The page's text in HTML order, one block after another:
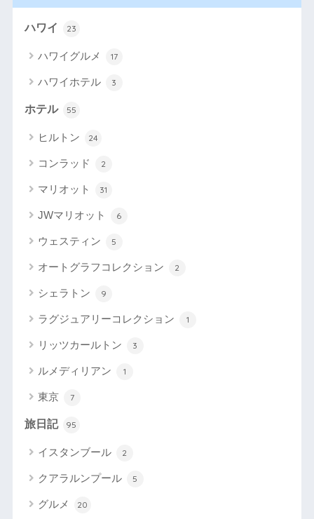
ハワイ 23
ハワイグルメ 17
ハワイホテル 3
ホテル 55
ヒルトン 24
コンラッド 2
マリオット 31
JWマリオット 6
ウェスティン 5
オートグラフコレクション 2
シェラトン 9
ラグジュアリーコレクション 1
リッツカールトン 3
ルメディリアン 1
東京 7
旅日記 95
イスタンブール 2
クアラルンプール 5
グルメ 20